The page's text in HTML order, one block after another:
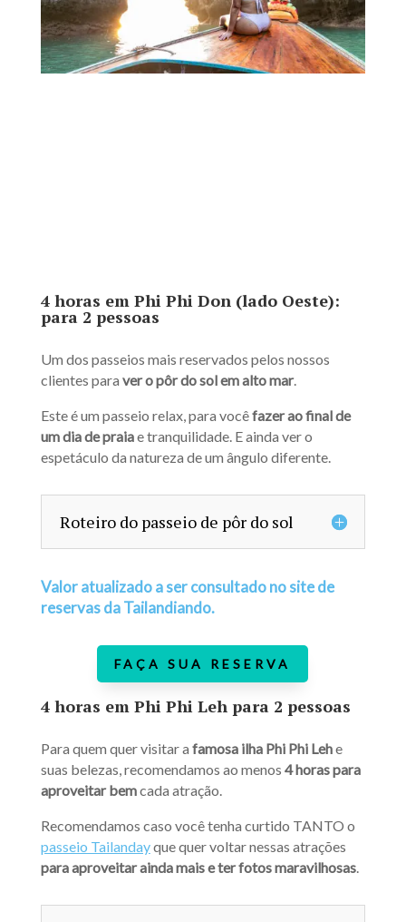
4 horas em Phi Phi Don (lado Oeste):
para 2 pessoas
Um dos passeios mais reservados pelos nossos
clientes para ver o pôr do sol em alto mar.
Este é um passeio relax, para vocêfazer ao final de
um dia de praiae tranquilidade. E ainda ver o
espetáculo da natureza de um ângulo diferente.
Roteiro do passeio de pôr do sol
Valor atualizado a ser consultado no site de
reservas da Tailandiando.
FAÇA SUA RESERVA
4 horas em Phi Phi Leh para 2 pessoas
Para quem quer visitar a famosa ilha Phi Phi Lehe
suas belezas, recomendamos ao menos 4 horas para
aproveitar bemcada atração.
Recomendamos caso você tenha curtido TANTO o
passeio Tailandayque quer voltar nessas atrações
para aproveitar ainda mais e ter fotos maravilhosas.